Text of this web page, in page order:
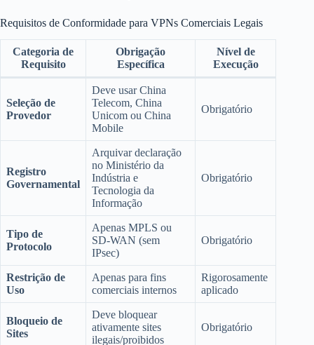
Requisitos de Conformidade para VPNs Comerciais Legais
Categoria de
Requisito
Obrigação
Específica
Nível de
Execução
Seleção de
Provedor
Deve usar China
Telecom, China
Unicom ou China
Mobile
Obrigatório
Registro
Governamental
Arquivar declaração
no Ministério da
Indústria e
Tecnologia da
Informação
Obrigatório
Tipo de
Protocolo
Apenas MPLS ou
SD-WAN (sem
IPsec)
Obrigatório
Restrição de
Uso
Apenas para fins
comerciais internos
Rigorosamente
aplicado
Bloqueio de
Sites
Deve bloquear
ativamente sites
ilegais/proibidos
Obrigatório